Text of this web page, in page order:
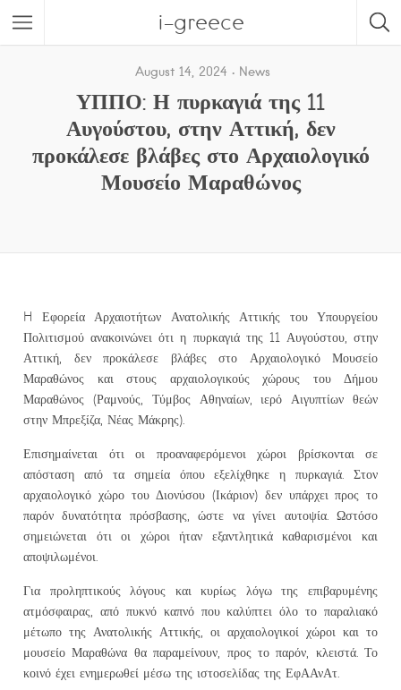
i-greece
August 14, 2024 News
ΥΠΠΟ: Η πυρκαγιά της 11
Αυγούστου, στην Αττική, δεν
προκάλεσε βλάβες στο Αρχαιολογικό
Μουσείο Μαραθώνος
H Εφορεία Αρχαιοτήτων Ανατολικής Αττικής του Υπουργείου
Πολιτισμού ανακοινώνει ότι η πυρκαγιά της 11 Αυγούστου, στην
Αττική, δεν προκάλεσε βλάβες στο Αρχαιολογικό Μουσείο
Μαραθώνος και στους αρχαιολογικούς χώρους του Δήμου
Μαραθώνος (Ραμνούς, Τύμβος Αθηναίων, ιερό Αιγυπτίων θεών
στην Μπρεξίζα, Νέας Μάκρης).
Επισημαίνεται ότι οι προαναφερόμενοι χώροι βρίσκονται σε
απόσταση από τα σημεία όπου εξελίχθηκε η πυρκαγιά. Στον
αρχαιολογικό χώρο του Διονύσου (Ικάριον) δεν υπάρχει προς το
παρόν δυνατότητα πρόσβασης, ώστε να γίνει αυτοψία. Ωστόσο
σημειώνεται ότι οι χώροι ήταν εξαντλητικά καθαρισμένοι και
αποψιλωμένοι.
Για προληπτικούς λόγους και κυρίως λόγω της επιβαρυμένης
ατμόσφαιρας, από πυκνό καπνό που καλύπτει όλο το παραλιακό
μέτωπο της Ανατολικής Αττικής, οι αρχαιολογικοί χώροι και το
μουσείο Μαραθώνα θα παραμείνουν, προς το παρόν, κλειστά. Το
κοινό έχει ενημερωθεί μέσω της ιστοσελίδας της ΕφΑΑνΑτ.